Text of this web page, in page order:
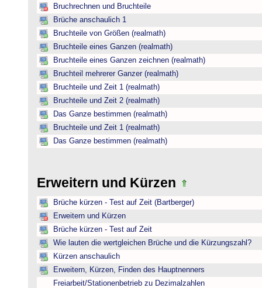
Bruchrechnen und Bruchteile
Brüche anschaulich 1
Bruchteile von Größen (realmath)
Bruchteile eines Ganzen (realmath)
Bruchteile eines Ganzen zeichnen (realmath)
Bruchteil mehrerer Ganzer (realmath)
Bruchteile und Zeit 1 (realmath)
Bruchteile und Zeit 2 (realmath)
Das Ganze bestimmen (realmath)
Bruchteile und Zeit 1 (realmath)
Das Ganze bestimmen (realmath)
Erweitern und Kürzen
Brüche kürzen - Test auf Zeit (Bartberger)
Erweitern und Kürzen
Brüche kürzen - Test auf Zeit
Wie lauten die wertgleichen Brüche und die Kürzungszahl?
Kürzen anschaulich
Erweitern, Kürzen, Finden des Hauptnenners
Freiarbeit/Stationenbetrieb zu Dezimalzahlen